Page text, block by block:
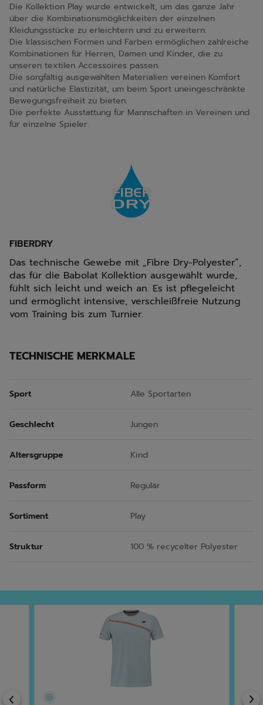
Die Kollektion Play wurde entwickelt, um das ganze Jahr
über die Kombinationsmöglichkeiten der einzelnen
Kleidungsstücke zu erleichtern und zu erweitern.
Die klassischen Formen und Farben ermöglichen zahlreiche
Kombinationen für Herren, Damen und Kinder, die zu
unseren textilen Accessoires passen.
Die sorgfältig ausgewählten Materialien vereinen Komfort
und natürliche Elastizität, um beim Sport uneingeschränkte
Bewegungsfreiheit zu bieten.
Die perfekte Ausstattung für Mannschaften in Vereinen und
für einzelne Spieler.
FIBERDRY
Das technische Gewebe mit „Fibre Dry-Polyester“,
das für die Babolat Kollektion ausgewählt wurde,
fühlt sich leicht und weich an. Es ist pflegeleicht
und ermöglicht intensive, verschleißfreie Nutzung
vom Training bis zum Turnier.
TECHNISCHE MERKMALE
Sport Alle Sportarten
Geschlecht Jungen
Altersgruppe Kind
Passform Regulär
Sortiment Play
Struktur 100 % recycelter Polyester
Previous